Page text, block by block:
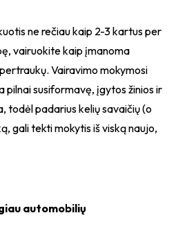
ne rečiau kaip 2-3 kartus per
vairuokite kaip įmanoma
Vairavimo mokymosi
pilnai susiformavę, įgytos žinios ir
todėl padarius kelių savaičių (o
gali tekti mokytis iš viską naujo,
automobilių